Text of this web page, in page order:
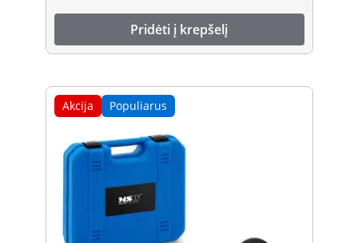
Pridėti į krepšelį
Akcija Populiarus